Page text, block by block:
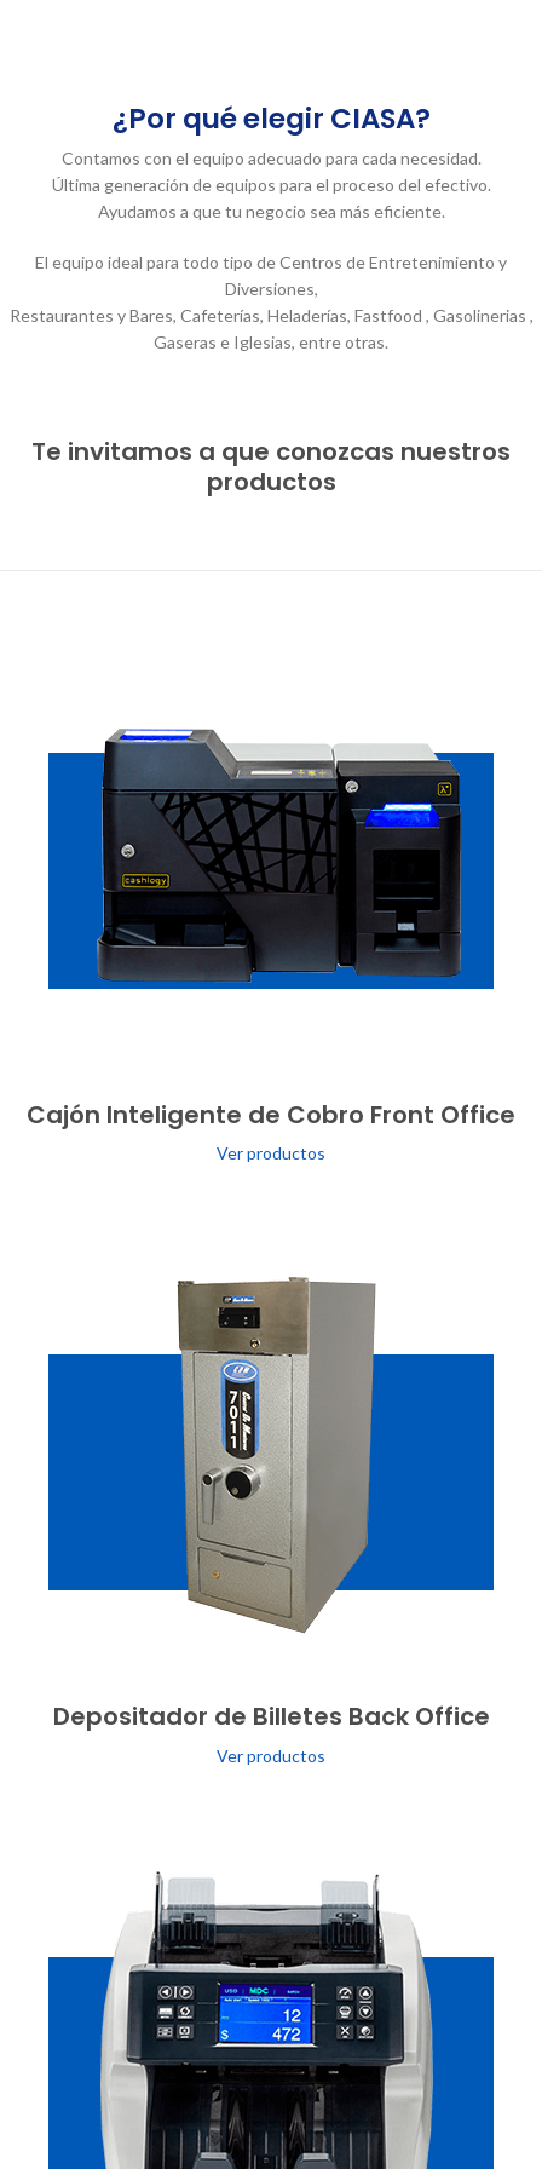
¿Por qué elegir CIASA?
Contamos con el equipo adecuado para cada necesidad.
Última generación de equipos para el proceso del efectivo.
Ayudamos a que tu negocio sea más eficiente.
El equipo ideal para todo tipo de Centros de Entretenimiento y
Diversiones,
Restaurantes y Bares, Cafeterías, Heladerías, Fastfood , Gasolinerias ,
Gaseras e Iglesias, entre otras.
Te invitamos a que conozcas nuestros
productos
Cajón Inteligente de Cobro Front Office
Ver productos
Depositador de Billetes Back Office
Ver productos